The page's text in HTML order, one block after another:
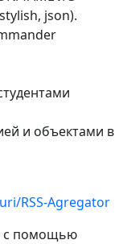
json).
и объектами в
RSS-Agregator
с помощью